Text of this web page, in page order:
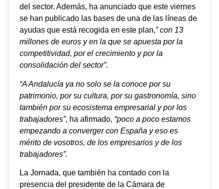
del sector. Además, ha anunciado que este viernes
se han publicado las bases de una de las líneas de
ayudas que está recogida en este plan,” con 13
millones de euros y en la que se apuesta por la
competitividad, por el crecimiento y por la
consolidación del sector”.
“A Andalucía ya no solo se la conoce por su
patrimonio, por su cultura, por su gastronomía, sino
también por su ecosistema empresarial y por los
trabajadores”, ha afirmado, “poco a poco estamos
empezando a converger con España y eso es
mérito de vosotros, de los empresarios y de los
trabajadores”.
La Jornada, que también ha contado con la
presencia del presidente de la Cámara de